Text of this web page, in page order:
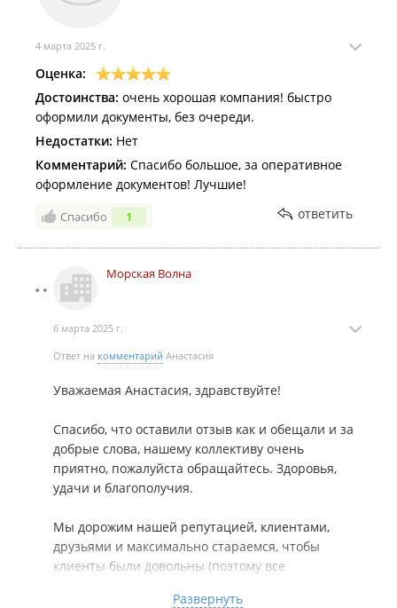
4 марта 2025 г.
Оценка:
Достоинства: очень хорошая компания! быстро
оформили документы, без очереди.
Недостатки: Нет
Комментарий: Спасибо большое, за оперативное
оформление документов! Лучшие!
Спасибо 1 ответить
Морская Волна
6 марта 2025 г.
Ответ на комментарий Анастасия
Уважаемая Анастасия, здравствуйте!
Спасибо, что оставили отзыв как и обещали и за
добрые слова, нашему коллективу очень
приятно, пожалуйста обращайтесь. Здоровья,
удачи и благополучия.
Мы дорожим нашей репутацией, клиентами,
друзьями и максимально стараемся, чтобы
клиенты были довольны (поэтому все
Развернуть